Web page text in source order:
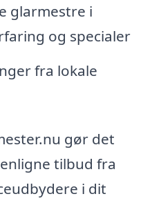
glarmestre i
og specialer
fra lokale
gør det
tilbud fra
i dit